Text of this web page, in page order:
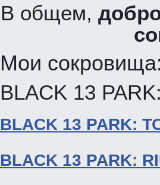
В общем,
Мои
BLACK 13
BLACK 13 PARK:
BLACK 13 PARK: